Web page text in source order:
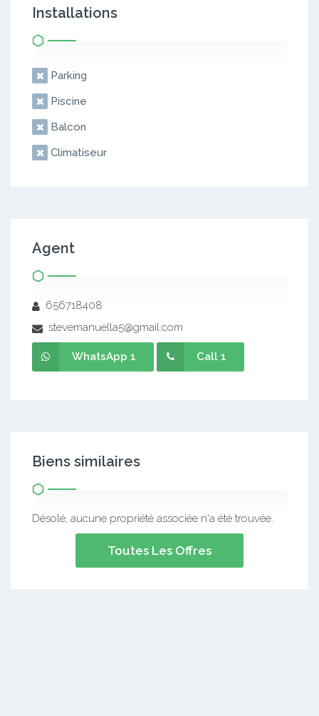
Installations
Parking
Piscine
Balcon
Climatiseur
Agent
656718408
stevemanuella5@gmail.com
WhatsApp 1 Call 1
Biens similaires
Désolé, aucune propriété associée n'a été trouvée.
Toutes Les Offres